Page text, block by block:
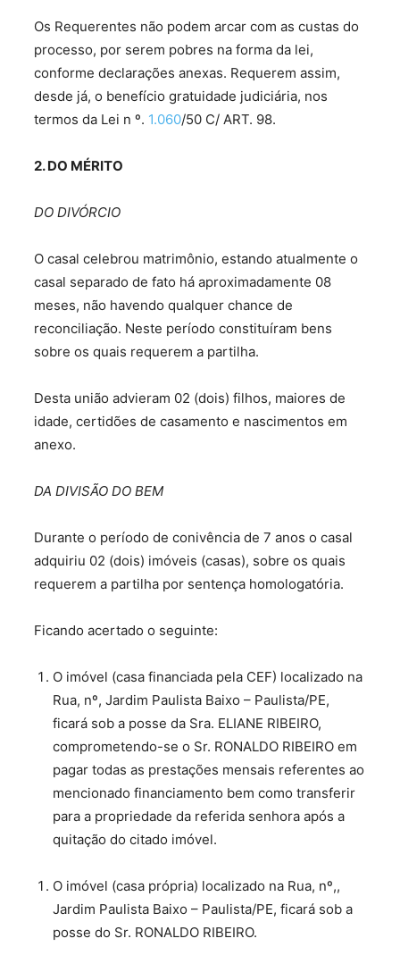
Os Requerentes não podem arcar com as custas do
processo, por serem pobres na forma da lei,
conforme declarações anexas. Requerem assim,
desde já, o benefício gratuidade judiciária, nos
termos da Lei n º. 1.060/50 C/ ART. 98.
2. DO MÉRITO
DO DIVÓRCIO
O casal celebrou matrimônio, estando atualmente o
casal separado de fato há aproximadamente 08
meses, não havendo qualquer chance de
reconciliação. Neste período constituíram bens
sobre os quais requerem a partilha.
Desta união advieram 02 (dois) filhos, maiores de
idade, certidões de casamento e nascimentos em
anexo.
DA DIVISÃO DO BEM
Durante o período de conivência de 7 anos o casal
adquiriu 02 (dois) imóveis (casas), sobre os quais
requerem a partilha por sentença homologatória.
Ficando acertado o seguinte:
O imóvel (casa financiada pela CEF) localizado na
Rua, nº, Jardim Paulista Baixo – Paulista/PE,
ficará sob a posse da Sra. ELIANE RIBEIRO,
comprometendo-se o Sr. RONALDO RIBEIRO em
pagar todas as prestações mensais referentes ao
mencionado financiamento bem como transferir
para a propriedade da referida senhora após a
quitação do citado imóvel.
O imóvel (casa própria) localizado na Rua, nº,,
Jardim Paulista Baixo – Paulista/PE, ficará sob a
posse do Sr. RONALDO RIBEIRO.